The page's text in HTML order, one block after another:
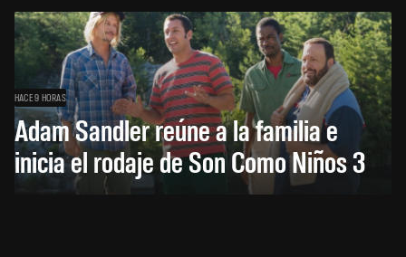
HACE 9 HORAS
Adam Sandler reúne a la familia e
inicia el rodaje de Son Como Niños 3